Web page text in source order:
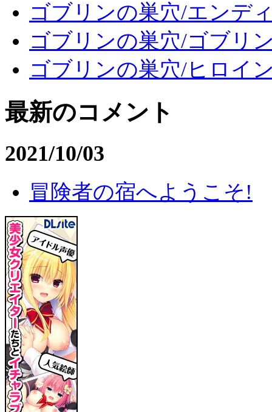
ゴブリンの巣穴/エンデ
ゴブリンの巣穴/ゴブリ
ゴブリンの巣穴/ヒロイ
最新のコメント
2021/10/03
冒険者の宿へようこそ!